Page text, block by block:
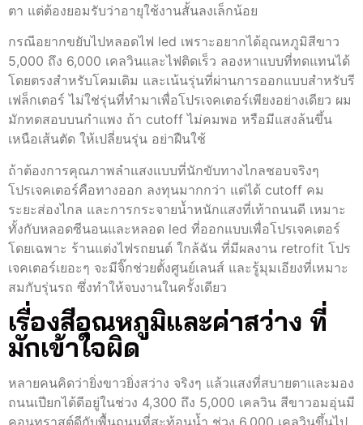
ตา แต่ต้องยอมรับว่าอายุใช้งานสั้นลงเล็กน้อย
กรณีอยากขยับไปหลอดไฟ led เพราะอยากได้อุณหภูมิสีขาว
5,000 ถึง 6,000 เคลวินและไฟติดเร็ว ลองหาแบบที่ทดแทนได้
โดยตรงสำหรับโคมเดิม และเน้นรุ่นที่ผ่านการออกแบบสำหรับรี
เฟล็กเตอร์ ไม่ใช่รุ่นที่ทำมาเพื่อโปรเจคเตอร์เพียงอย่างเดียว ผม
มักทดสอบบนกำแพง ถ้า cutoff ไม่คมพอ หรือมีแสงล้นขึ้น
เหนือเส้นตัด ให้เปลี่ยนรุ่น อย่าฝืนใช้
ถ้าต้องการคุณภาพลำแสงแบบที่นักขับทางไกลชอบจริงๆ
โปรเจคเตอร์คือทางออก ลงทุนมากกว่า แต่ได้ cutoff คม
ระยะส่องไกล และการกระจายน้ำหนักแสงที่เท้าถนนดี เหมาะ
ทั้งกับหลอดซีนอนและหลอด led ที่ออกแบบเพื่อโปรเจคเตอร์
โดยเฉพาะ ร้านแต่งไฟรถยนต์ ใกล้ฉัน ที่มีผลงาน retrofit โปร
เจคเตอร์เยอะๆ จะมีจิ๊กช่วยตั้งศูนย์เลนส์ และรู้มุมเอียงที่เหมาะ
สมกับรุ่นรถ ซึ่งทำให้จบงานในครั้งเดียว
เรื่องสีอุณหภูมิและค่าสว่าง ที่
มักเข้าใจผิด
หลายคนคิดว่ายิ่งขาวยิ่งสว่าง จริงๆ แล้วแสงที่สบายตาและมอง
ถนนเปียกได้ดีอยู่ในช่วง 4,300 ถึง 5,000 เคลวิน สีขาวอมอุ่นมี
คอนทราสต์ดีกับพื้นถนนที่สะท้อนน้ำ ช่วง 6,000 เคลวินขึ้นไป